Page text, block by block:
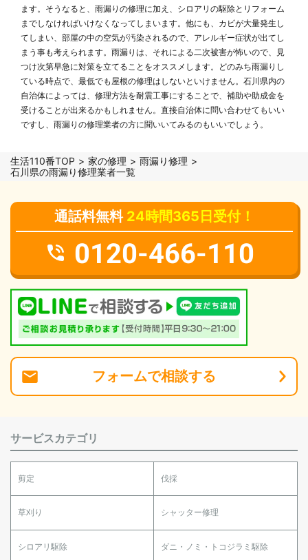
ます。そうなると、雨漏りの修理に加え、シロアリの駆除とリフォーム
までしなければいけなくなってしまいます。他にも、カビが大量発生し
てしまい、部屋の中の空気が汚染されるので、アレルギー症状が出てし
まう事も考えられます。雨漏りは、それによる二次被害が怖いので、見
つけ次第早急に対策を立てることをオススメします。どのみち雨漏りし
ている時点で、最低でも屋根の修理はしないといけません。石川県内の
自治体によっては、修理方法を耐震工事にすることで、補助や助成金を
受けることが出来るかもしれません。直接自治体に問い合わせてもいい
ですし、雨漏りの修理業者の方に聞いいてみるのもいいでしょう。
生活110番TOP 家の修理
雨漏り修理
石川県の雨漏り修理業者一覧
通話料無料 24時間365日受付！
0120-466-110
フォームで相談する
サービスカテゴリ
剪定 伐採
草刈り シャッター修理
シロアリ駆除 ダニ・ノミ・トコジラミ駆除